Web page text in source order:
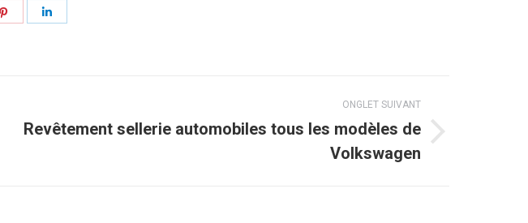
ONGLET SUIVANT
Projets
Revêtement sellerie automobiles tous les modèles de
Volkswagen